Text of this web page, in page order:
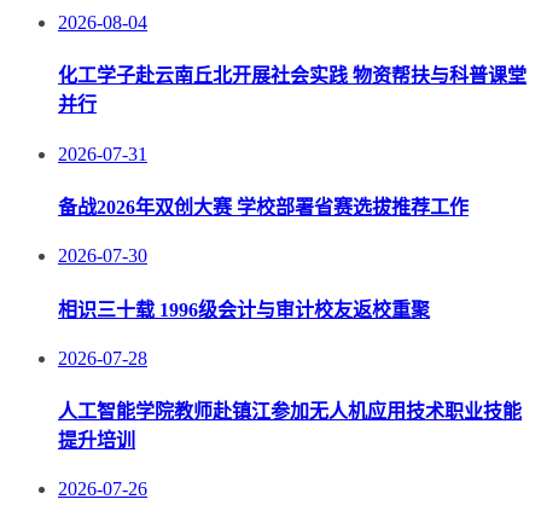
2026-08-04
化工学子赴云南丘北开展社会实践 物资帮扶与科普课堂
并行
2026-07-31
备战2026年双创大赛 学校部署省赛选拔推荐工作
2026-07-30
相识三十载 1996级会计与审计校友返校重聚
2026-07-28
人工智能学院教师赴镇江参加无人机应用技术职业技能
提升培训
2026-07-26